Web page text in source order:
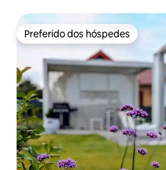
Preferido dos hóspedes
Preferido dos hóspedes